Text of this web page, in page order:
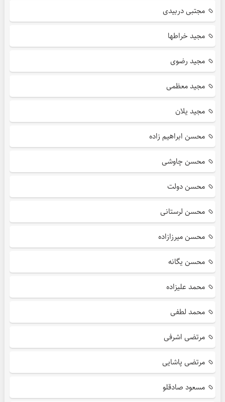
مجتبی دربیدی
مجید خراطها
مجید رضوی
مجید معظمی
مجید یلان
محسن ابراهیم زاده
محسن چاوشی
محسن دولت
محسن لرستانی
محسن میرزازاده
محسن یگانه
محمد علیزاده
محمد لطفی
مرتضی اشرفی
مرتضی پاشایی
مسعود صادقلو